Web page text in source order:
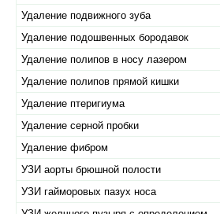
Удаление подвижного зуба
Удаление подошвенных бородавок
Удаление полипов в носу лазером
Удаление полипов прямой кишки
Удаление птеригиума
Удаление серной пробки
Удаление фибром
УЗИ аорты брюшной полости
УЗИ гайморовых пазух носа